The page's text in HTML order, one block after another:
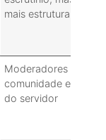
mais estrutura.
Moderadores da
comunidade e regras
do servidor